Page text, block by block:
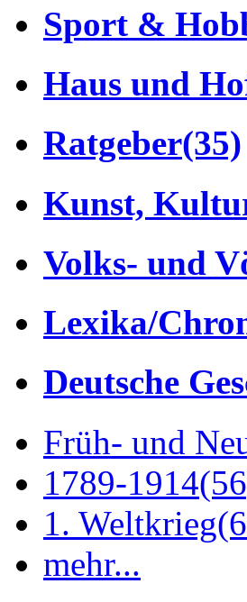
Sport &
Haus und
Ratgeber(35)
Kunst,
Volks- und
Lexika/
Deutsche
Früh- und
1789-1914
1. Weltkrieg
mehr...